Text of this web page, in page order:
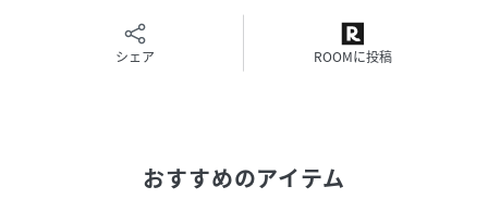
43-26-0523-416-65-88 RV8768)
シェア ROOMに投稿
おすすめのアイテム